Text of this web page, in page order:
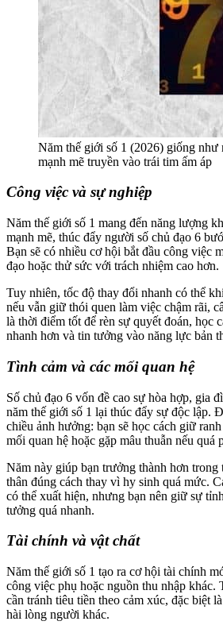
Năm thế giới số 1 (2026) giống như
mạnh mẽ truyền vào trái tim ấm áp
Công việc và sự nghiệp
Năm thế giới số 1 mang đến năng lượng
mạnh mẽ, thúc đẩy người số chủ đạo 6
Bạn sẽ có nhiều cơ hội bắt đầu công việc
đạo hoặc thử sức với trách nhiệm cao hơn.
Tuy nhiên, tốc độ thay đổi nhanh có thể
nếu vẫn giữ thói quen làm việc chậm rãi,
là thời điểm tốt để rèn sự quyết đoán, học
nhanh hơn và tin tưởng vào năng lực bản
Tình cảm và các mối quan hệ
Số chủ đạo 6 vốn đề cao sự hòa hợp, gia
năm thế giới số 1 lại thúc đẩy sự độc lập.
chiều ảnh hưởng: bạn sẽ học cách giữ
mối quan hệ hoặc gặp mâu thuẫn nếu quá
Năm này giúp bạn trưởng thành hơn trong
thân đúng cách thay vì hy sinh quá mức.
có thể xuất hiện, nhưng bạn nên giữ sự
tưởng quá nhanh.
Tài chính và vật chất
Năm thế giới số 1 tạo ra cơ hội tài chính
công việc phụ hoặc nguồn thu nhập khác.
cần tránh tiêu tiền theo cảm xúc, đặc biệt
hài lòng người khác.